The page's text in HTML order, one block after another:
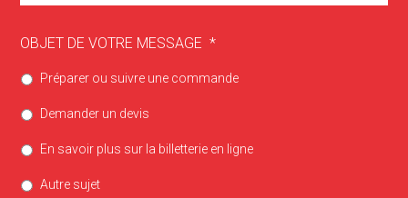
OBJET DE VOTRE MESSAGE *
Préparer ou suivre une commande
Demander un devis
En savoir plus sur la billetterie en ligne
Autre sujet